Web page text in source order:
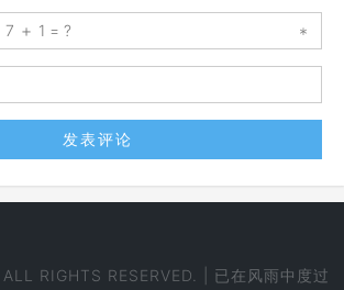
*
. ALL RIGHTS RESERVED. | 已在风雨中度过